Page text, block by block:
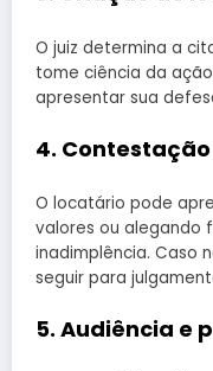
O juiz determina a
tome ciência da
apresentar sua
4. Contestação
O locatário pode
valores ou alegando
inadimplência. Caso
seguir para
5. Audiência e